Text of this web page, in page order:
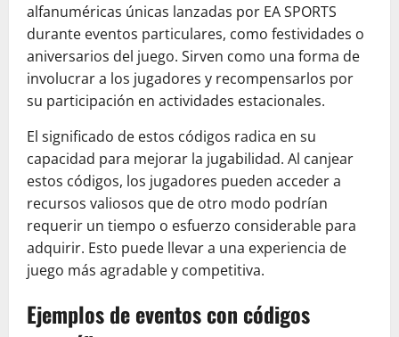
alfanuméricas únicas lanzadas por EA SPORTS
durante eventos particulares, como festividades o
aniversarios del juego. Sirven como una forma de
involucrar a los jugadores y recompensarlos por
su participación en actividades estacionales.
El significado de estos códigos radica en su
capacidad para mejorar la jugabilidad. Al canjear
estos códigos, los jugadores pueden acceder a
recursos valiosos que de otro modo podrían
requerir un tiempo o esfuerzo considerable para
adquirir. Esto puede llevar a una experiencia de
juego más agradable y competitiva.
Ejemplos de eventos con códigos